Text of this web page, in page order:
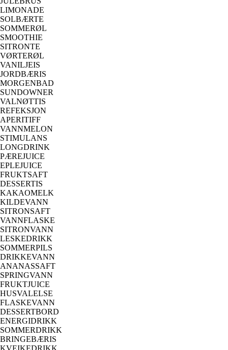
LIMONADE
SOLBÆRTE
SOMMERØL
SMOOTHIE
SITRONTE
VØRTERØL
VANILJEIS
JORDBÆRIS
MORGENBAD
SUNDOWNER
VALNØTTIS
REFEKSJON
APERITIFF
VANNMELON
STIMULANS
LONGDRINK
PÆREJUICE
EPLEJUICE
FRUKTSAFT
DESSERTIS
KAKAOMELK
KILDEVANN
SITRONSAFT
VANNFLASKE
SITRONVANN
LESKEDRIKK
SOMMERPILS
DRIKKEVANN
ANANASSAFT
SPRINGVANN
FRUKTJUICE
HUSVALELSE
FLASKEVANN
DESSERTBORD
ENERGIDRIKK
SOMMERDRIKK
BRINGEBÆRIS
KVEIKEDRIKK